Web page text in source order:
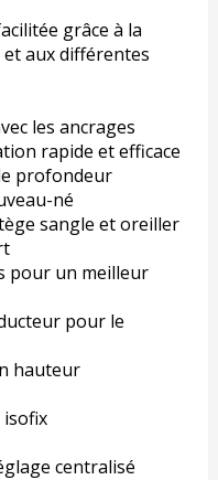
grâce à la
aux différentes
les ancrages
rapide et efficace
profondeur
né
sangle et oreiller
pour un meilleur
pour le
hauteur
isofix
centralisé